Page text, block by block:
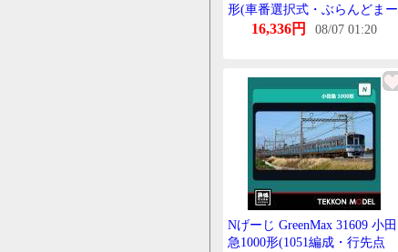
形(車番選択式・ぶらんどまー
く付き)増結4両編成せっと(動
16,336円 08/07 01:20
Nげーじ GreenMax 31609 小田
急1000形(1051編成・行先点